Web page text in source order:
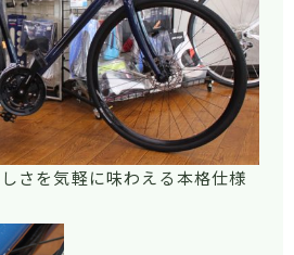
さを気軽に味わえる本格仕様